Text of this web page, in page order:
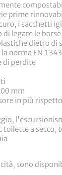
prime
i sacchetti
legare le
dietro di
norma EN
di perdite
mm
in più
toilette a secco,
sono